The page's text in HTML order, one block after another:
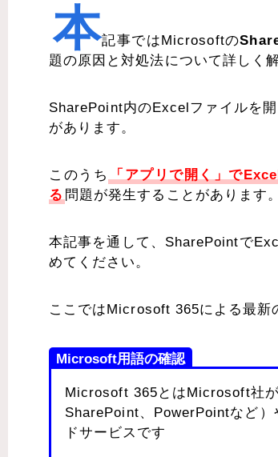
本記事ではMicrosoftの
題の原因と対処法について詳しく
SharePoint内のExcelファイルを
があります。
このうち
「アプリで開く」で
る 問題が発生することがあります。
本記事を通して、SharePointで
めてください。
ここではMicrosoft 365による最新
Microsoft用語の確認
Microsoft 365とはMicrosoft社
SharePoint、PowerPointなど）
ドサービスです